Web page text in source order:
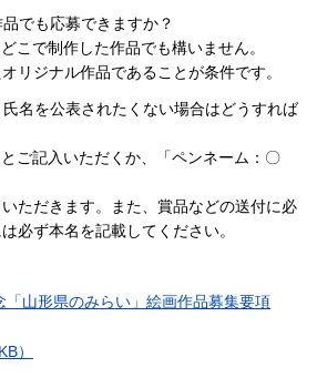
でも応募できますか？
こで制作した作品でも構いません。
リジナル作品であることが条件です。
名を公表されたくない場合はどうすれば
ご記入いただくか、「ペンネーム：〇
ただきます。また、賞品などの送付に必
必ず本名を記載してください。
「山形県のみらい」絵画作品募集要項
）